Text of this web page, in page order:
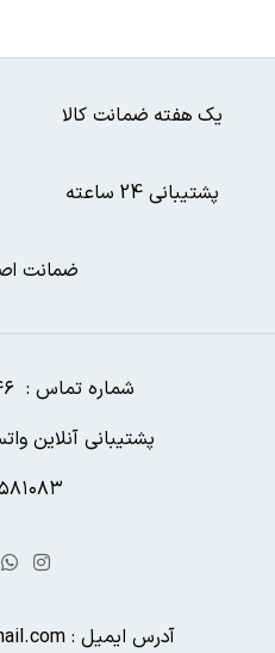
ضمانت
پشتیبانی 24 ساعته
یک هفته ضمانت کالا
شماره تماس : ۶۵۸۳۱۲۴۶- ۰۲۱
پشتیبانی آنلاین
آدرس ایمیل : Digibookshahr@gmail.com